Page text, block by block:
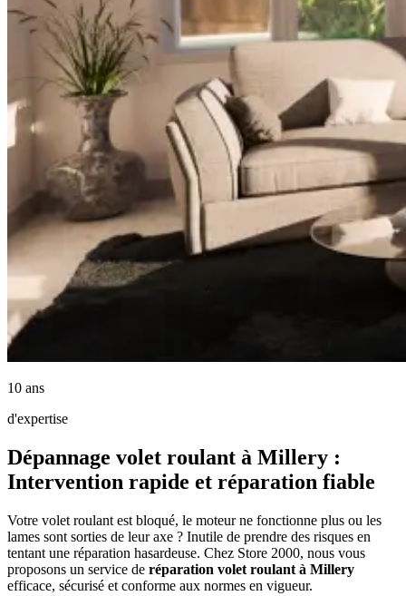
10 ans
d'expertise
Dépannage volet roulant à Millery :
Intervention rapide et réparation fiable
Votre volet roulant est bloqué, le moteur ne fonctionne plus ou les
lames sont sorties de leur axe ? Inutile de prendre des risques en
tentant une réparation hasardeuse. Chez Store 2000, nous vous
proposons un service de réparation volet roulant à Millery
efficace, sécurisé et conforme aux normes en vigueur.